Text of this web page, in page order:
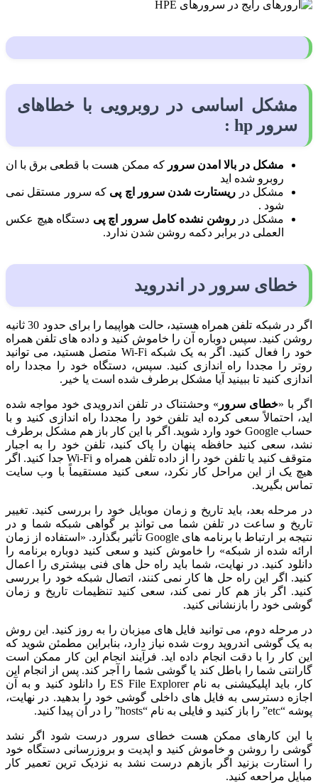
مشکل اساسی در روبرویی با خطاهای
سرور hp :
مشکل در بالا امدن سرور که ممکن هست با قطعی برق با ان
روبرو شده اید
مشکل در ریستارت شدن سرور اچ پیکه سرور مستقل نمی
شود .
مشکل درروشن نشده کامل سرور اچ پی دستگاه هیچ عکس
العملی در برابر دکمه روشن شدن ندارد.
خطای سرور در اندروید
اگر در شبکه تلفن همراه هستید، حالت هواپیما را برای حدود 30 ثانیه
روشن کنید. سپس دوباره آن را خاموش کنید و داده های تلفن همراه
خود را فعال کنید. اگر به یک شبکه Wi-Fi متصل هستید، می توانید
روتر را مجددا راه اندازی کنید. سپس، دستگاه خود را مجددا راه
اندازی کنید تا ببینید آیا مشکل برطرف شده است یا خیر.
اگر با «خطای سرور » وحشتناک در تلفن اندرویدی خود مواجه شده
اید، احتمالاً سعی کرده اید تلفن خود را مجددا راه اندازی کنید و با
حساب Google خود وارد شوید. اگر با این کار باز هم مشکل برطرف
نشد، سعی کنید حافظه پنهان را پاک کنید، تلفن خود را به اجبار
متوقف کنید یا تلفن خود را از داده تلفن همراه و Wi-Fi جدا کنید. اگر
هیچ یک از این مراحل کار نکرد، سعی کنید مستقیماً با وب سایت
تماس بگیرید.
در مرحله بعد، باید تاریخ و زمان موبایل خود را بررسی کنید. تغییر
تاریخ و ساعت در تلفن شما می تواند بر گواهی شبکه شما و در
نتیجه بر ارتباط با برنامه های Google تأثیر بگذارد. «استفاده از زمان
ارائه شده از شبکه» را خاموش کنید و سعی کنید دوباره برنامه را
دانلود کنید. در نهایت، شما باید راه حل های فنی بیشتری را اعمال
کنید. اگر این راه حل ها کار نمی کنند، اتصال شبکه خود را بررسی
کنید. اگر باز هم کار نمی کند، سعی کنید تنظیمات تاریخ و زمان
گوشی خود را بازنشانی کنید.
در مرحله دوم، می توانید فایل های میزبان را به روز کنید. این روش
به یک گوشی اندروید روت شده نیاز دارد، بنابراین مطمئن شوید که
این کار را با دقت انجام داده اید. فرآیند انجام این کار ممکن است
گارانتی شما را باطل کند یا گوشی شما را آجر کند. پس از انجام این
کار، باید اپلیکیشنی به نام ES File Explorer را دانلود کنید و به آن
اجازه دسترسی به فایل های داخلی گوشی خود را بدهید. در نهایت،
پوشه “etc” را باز کنید و فایلی به نام “hosts” را در آن پیدا کنید.
با این کارهای ممکن هست خطای سرور درست شود اگر نشد
گوشی را روشن و خاموش کنید و اپدیت و بروزرسانی دستگاه خود
را استارت بزنید اگر بازهم درست نشد به نزدیک ترین تعمیر کار
مبایل مراحعه کنید.